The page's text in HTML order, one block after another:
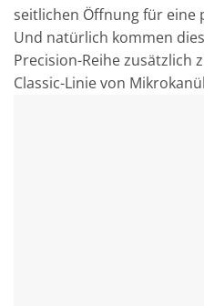
seitlichen Öffnung für eine
Und natürlich kommen
Precision-Reihe zusätzlich
Classic-Linie von